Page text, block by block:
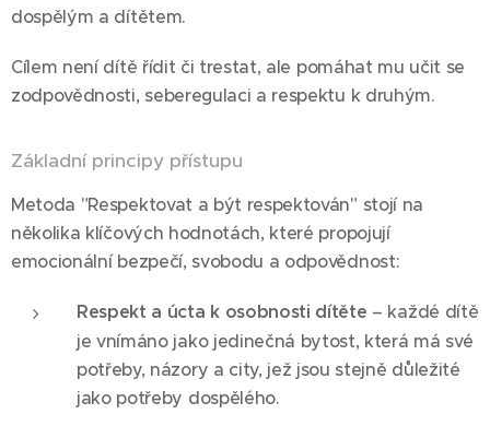
dospělým a dítětem.
Cílem není dítě řídit či trestat, ale pomáhat mu učit se
zodpovědnosti, seberegulaci a respektu k druhým.
Základní principy přístupu
Metoda "Respektovat a být respektován" stojí na
několika klíčových hodnotách, které propojují
emocionální bezpečí, svobodu a odpovědnost:
Respekt a úcta k osobnosti dítěte – každé dítě
je vnímáno jako jedinečná bytost, která má své
potřeby, názory a city, jež jsou stejně důležité
jako potřeby dospělého.